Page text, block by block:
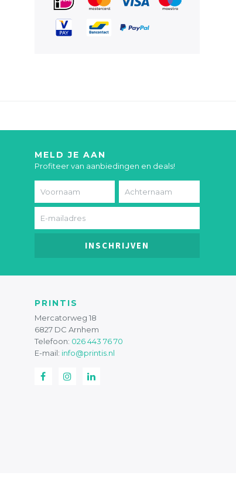
MELD JE AAN
Profiteer van aanbiedingen en deals!
INSCHRIJVEN
PRINTIS
Mercatorweg 18
6827 DC Arnhem
Telefoon: 026 443 76 70
E-mail: info@printis.nl